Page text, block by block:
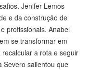
Jenifer Lemos
e da construção de
profissionais. Anabel
se transformar em
a rota e seguir
Severo salientou que